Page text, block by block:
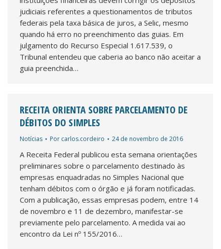
judiciais referentes a questionamentos de tributos
federais pela taxa básica de juros, a Selic, mesmo
quando há erro no preenchimento das guias. Em
julgamento do Recurso Especial 1.617.539, o
Tribunal entendeu que caberia ao banco não aceitar a
guia preenchida…
RECEITA ORIENTA SOBRE PARCELAMENTO DE
DÉBITOS DO SIMPLES
Notícias Por carlos.cordeiro 24 de novembro de 2016
A Receita Federal publicou esta semana orientações
preliminares sobre o parcelamento destinado às
empresas enquadradas no Simples Nacional que
tenham débitos com o órgão e já foram notificadas.
Com a publicação, essas empresas podem, entre 14
de novembro e 11 de dezembro, manifestar-se
previamente pelo parcelamento. A medida vai ao
encontro da Lei nº 155/2016…